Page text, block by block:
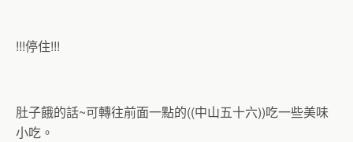
!!!停住!!!
肚子餓的話~可轉往前面一點的((中山五十六))吃一些美味
小吃。